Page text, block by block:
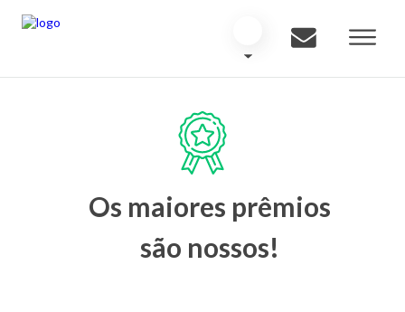
Os maiores prêmios
são nossos!